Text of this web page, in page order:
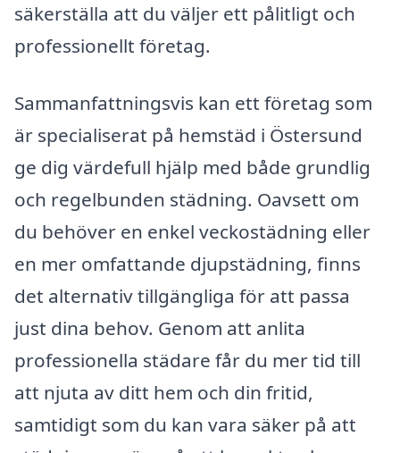
säkerställa att du väljer ett pålitligt och
professionellt företag.
Sammanfattningsvis kan ett företag som
är specialiserat på hemstäd i Östersund
ge dig värdefull hjälp med både grundlig
och regelbunden städning. Oavsett om
du behöver en enkel veckostädning eller
en mer omfattande djupstädning, finns
det alternativ tillgängliga för att passa
just dina behov. Genom att anlita
professionella städare får du mer tid till
att njuta av ditt hem och din fritid,
samtidigt som du kan vara säker på att